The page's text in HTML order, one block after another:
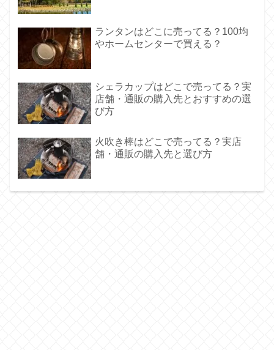
ランタンはどこに売ってる？100均
やホームセンターで買える？
シェラカップはどこで売ってる？実
店舗・通販の購入先とおすすめの選
び方
火吹き棒はどこで売ってる？実店
舗・通販の購入先と選び方